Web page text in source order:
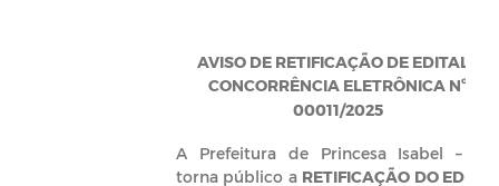
AVISO DE RETIFICAÇÃO DE EDITAL -
CONCORRÊNCIA ELETRÔNICA Nº
00011/2025
A Prefeitura de Princesa Isabel – PB,
torna público a RETIFICAÇÃO DO EDITAL